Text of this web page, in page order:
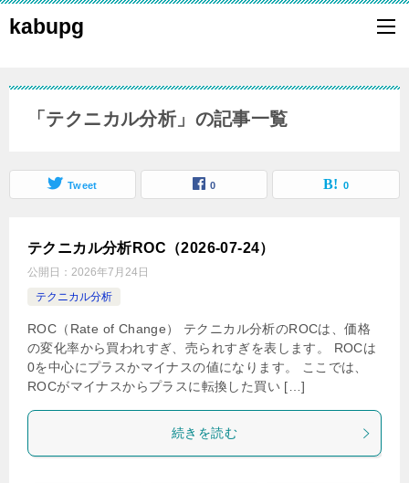
kabupg
「テクニカル分析」の記事一覧
Tweet 0 0
テクニカル分析ROC（2026-07-24）
公開日： 2026年7月24日
テクニカル分析
ROC（Rate of Change） テクニカル分析のROCは、価格
の変化率から買われすぎ、売られすぎを表します。 ROCは
0を中心にプラスかマイナスの値になります。 ここでは、
ROCがマイナスからプラスに転換した買い […]
続きを読む